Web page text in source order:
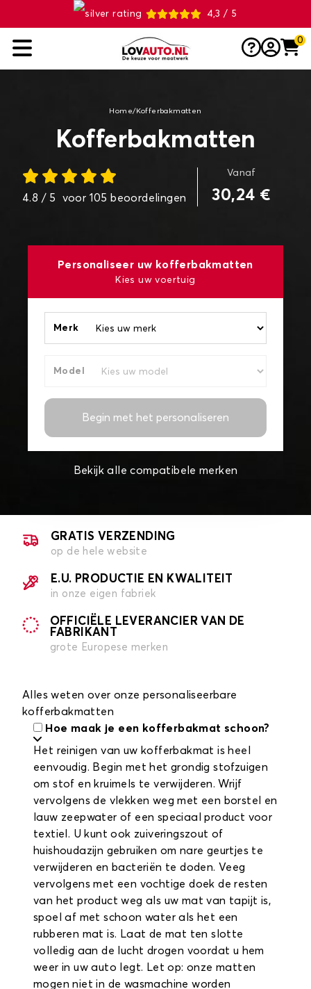
4,3 / 5
0
Home/ Kofferbakmatten
Kofferbakmatten
4.8 / 5 voor 105 beoordelingen
Vanaf
30,24 €
Personaliseer uw kofferbakmatten
Kies uw voertuig
Merk
Model
Begin met het personaliseren
Bekijk alle compatibele merken
GRATIS VERZENDING
op de hele website
E.U. PRODUCTIE EN KWALITEIT
in onze eigen fabriek
OFFICIËLE LEVERANCIER VAN DE
FABRIKANT
grote Europese merken
Alles weten over onze personaliseerbare
kofferbakmatten
Hoe maak je een kofferbakmat schoon?
Het reinigen van uw kofferbakmat is heel
eenvoudig. Begin met het grondig stofzuigen
om stof en kruimels te verwijderen. Wrijf
vervolgens de vlekken weg met een borstel en
lauw zeepwater of een speciaal product voor
textiel. U kunt ook zuiveringszout of
huishoudazijn gebruiken om nare geurtjes te
verwijderen en bacteriën te doden. Veeg
vervolgens met een vochtige doek de resten
van het product weg als uw mat van tapijt is,
spoel af met schoon water als het een
rubberen mat is. Laat de mat ten slotte
volledig aan de lucht drogen voordat u hem
weer in uw auto legt. Let op: onze matten
mogen niet in de wasmachine worden